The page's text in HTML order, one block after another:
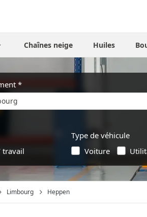
Chaînes neige Huiles
travail
Type de véhicule
Voiture
Limbourg Heppen